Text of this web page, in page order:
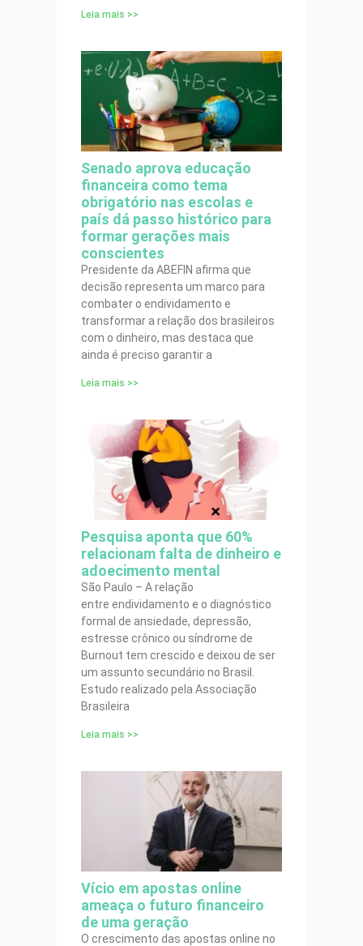
Leia mais >>
Senado aprova educação
financeira como tema
obrigatório nas escolas e
país dá passo histórico para
formar gerações mais
conscientes
Presidente da ABEFIN afirma que
decisão representa um marco para
combater o endividamento e
transformar a relação dos brasileiros
com o dinheiro, mas destaca que
ainda é preciso garantir a
Leia mais >>
Pesquisa aponta que 60%
relacionam falta de dinheiro e
adoecimento mental
São Paulo – A relação
entre endividamento e o diagnóstico
formal de ansiedade, depressão,
estresse crônico ou síndrome de
Burnout tem crescido e deixou de ser
um assunto secundário no Brasil.
Estudo realizado pela Associação
Brasileira
Leia mais >>
Vício em apostas online
ameaça o futuro financeiro
de uma geração
O crescimento das apostas online no